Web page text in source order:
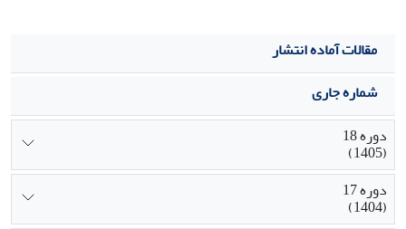
مقالات آماده انتشار
شماره جاری
دوره 18
(1405)
دوره 17
(1404)